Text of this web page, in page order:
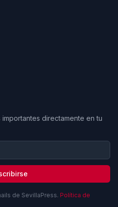
directamente en tu
de SevillaPress. Política de